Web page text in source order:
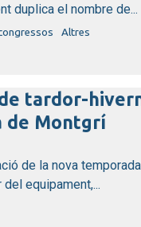
duplica el nombre de...
Altres
tardor-
de Montgrí
de la nova
equipament,...